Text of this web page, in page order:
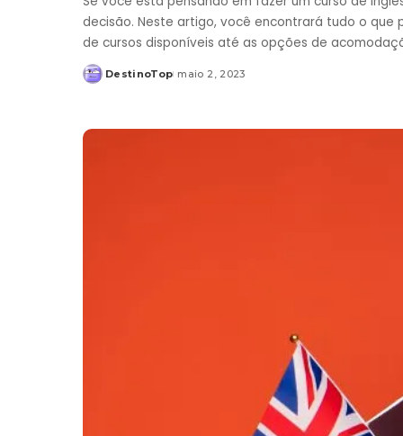
decisão. Neste artigo, você encontrará tudo o que
de cursos disponíveis até as opções de
Posted
DestinoTop maio 2, 2023